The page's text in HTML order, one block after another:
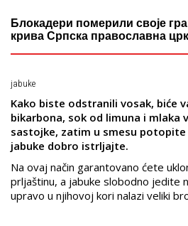
Блокадери померили своје
крива Српска православна
jabuke
Kako biste odstranili vosak, biće
bikarbona, sok od limuna i mlaka
sastojke, zatim u smesu potopite
jabuke dobro istrljajte.
Na ovaj način garantovano ćete
prljaštinu, a jabuke slobodno jedite
upravo u njihovoj kori nalazi veliki